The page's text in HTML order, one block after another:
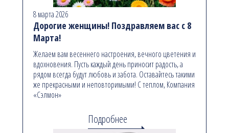
8 марта 2026
Дорогие женщины! Поздравляем вас с 8
Марта!
Желаем вам весеннего настроения, вечного цветения и
вдохновения. Пусть каждый день приносит радость, а
рядом всегда будут любовь и забота. Оставайтесь такими
же прекрасными и неповторимыми! С теплом, Компания
«Сэлмон»
Подробнее